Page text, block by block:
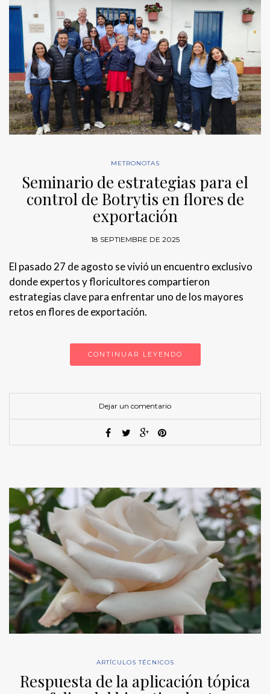
METRONOTAS
Seminario de estrategias para el
control de Botrytis en flores de
exportación
18 SEPTIEMBRE DE 2025
El pasado 27 de agosto se vivió un encuentro exclusivo
donde expertos y floricultores compartieron
estrategias clave para enfrentar uno de los mayores
retos en flores de exportación.
CONTINUAR LEYENDO
Dejar un comentario
ARTÍCULOS TÉCNICOS
Respuesta de la aplicación tópica